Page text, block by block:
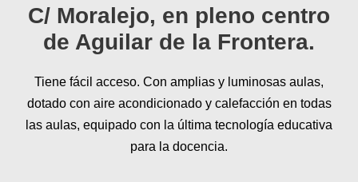
C/ Moralejo, en pleno centro
de Aguilar de la Frontera.
Tiene fácil acceso. Con amplias y luminosas aulas,
dotado con aire acondicionado y calefacción en todas
las aulas, equipado con la última tecnología educativa
para la docencia.